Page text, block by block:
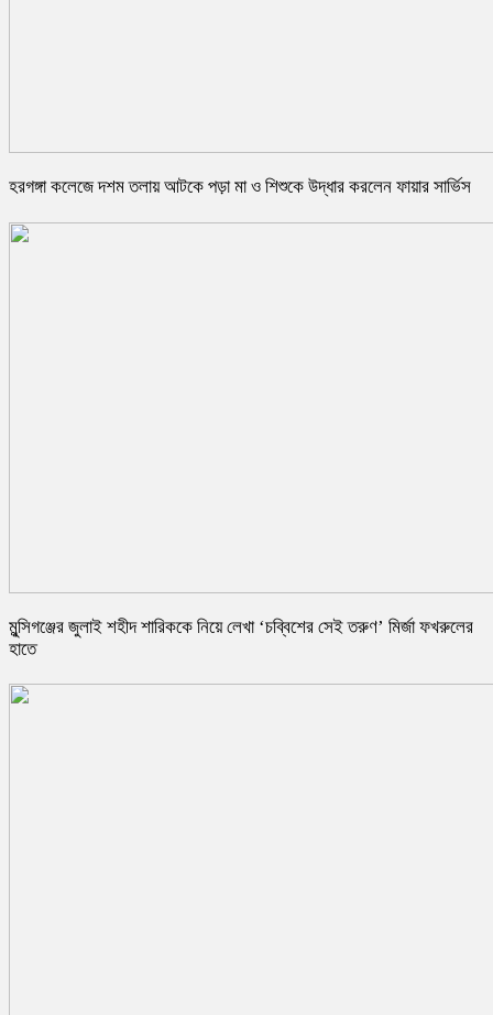
হরগঙ্গা কলেজে দশম তলায় আটকে পড়া মা ও শিশুকে উদ্ধার করলেন ফায়ার সার্ভিস
মুন্সিগঞ্জের জুলাই শহীদ শারিককে নিয়ে লেখা ‘চব্বিশের সেই তরুণ’ মির্জা ফখরুলের
হাতে